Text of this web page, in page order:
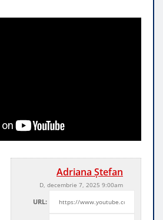
Adriana Ștefan
D, decembrie 7, 2025 9:00am
URL: